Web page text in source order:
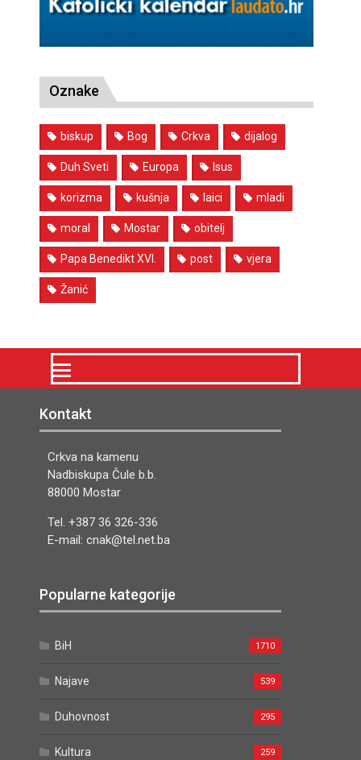
Oznake
biskup Bog Crkva dijalog
Duh Sveti Europa Isus
korizma kušnja laici mladi
moral Mostar obitelj
Papa Benedikt XVI. post vjera
Žanić
Kontakt
Crkva na kamenu
Nadbiskupa Čule b.b.
88000 Mostar
Tel. +387 36 326-336
E-mail: cnak@tel.net.ba
Popularne kategorije
BiH 1710
Najave 539
Duhovnost 295
Kultura 259